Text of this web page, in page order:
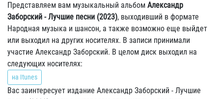
Представляем вам музыкальный альбом Александр
Заборский - Лучшие песни (2023), выходивший в формате
Народная музыка и шансон, а также возможно еще выйдет
или выходил на других носителях. В записи принимали
участие Александр Заборский. В целом диск выходил на
следующих носителях:
на Itunes
Вас заинтересует издание Александр Заборский - Лучшие